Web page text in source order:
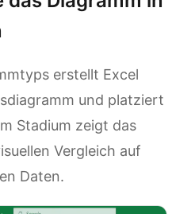
erstellt Excel
und platziert
Stadium zeigt das
Vergleich auf
Daten.